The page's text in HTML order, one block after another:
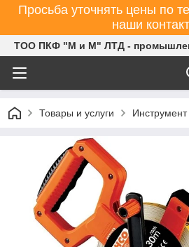
Просьба уточнять цены по
наши
ТОО ПКФ "М и М" ЛТД -
Товары и услуги